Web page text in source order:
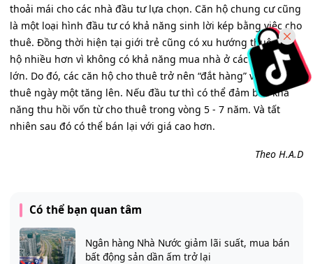
thoải mái cho các nhà đầu tư lựa chọn. Căn hộ chung cư cũng
là một loại hình đầu tư có khả năng sinh lời kép bằng việc cho
thuê. Đồng thời hiện tại giới trẻ cũng có xu hướng thuê căn
hộ nhiều hơn vì không có khả năng mua nhà ở các thành phố
lớn. Do đó, các căn hộ cho thuê trở nên “đắt hàng” và có giá
thuê ngày một tăng lên. Nếu đầu tư thì có thể đảm bảo khả
năng thu hồi vốn từ cho thuê trong vòng 5 - 7 năm. Và tất
nhiên sau đó có thể bán lại với giá cao hơn.
Theo H.A.D
Có thể bạn quan tâm
Ngân hàng Nhà Nước giảm lãi suất, mua bán
bất động sản dần ấm trở lại